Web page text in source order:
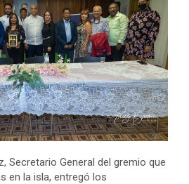
Secretario General del gremio que
en la isla, entregó los